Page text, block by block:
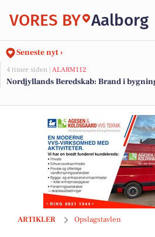
VORES BY Aalborg
Seneste nyt ›
4 timer siden | ALARM112
Nordjyllands Beredskab: Brand i
ARTIKLER Opslagstavlen
Yumi Aalborg udlodder sushi ad